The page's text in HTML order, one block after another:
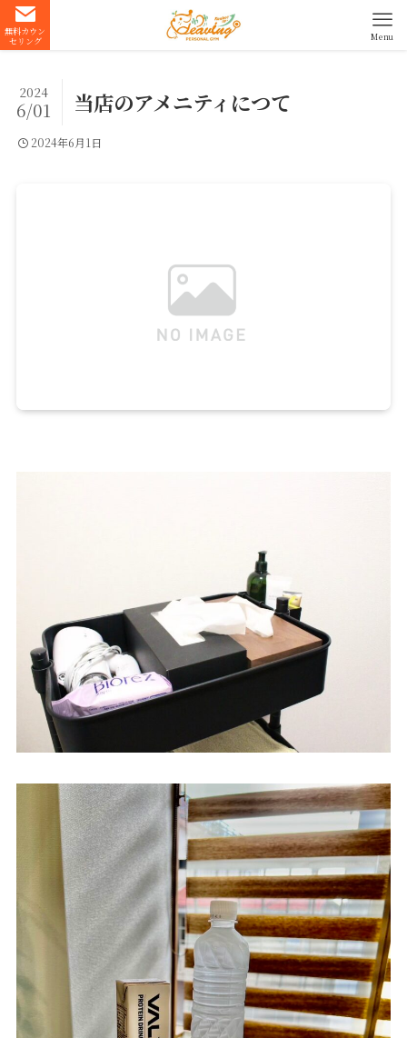
無料カウン
セリング Menu
当店のアメニティにつて
2024
6/01
2024年6月1日